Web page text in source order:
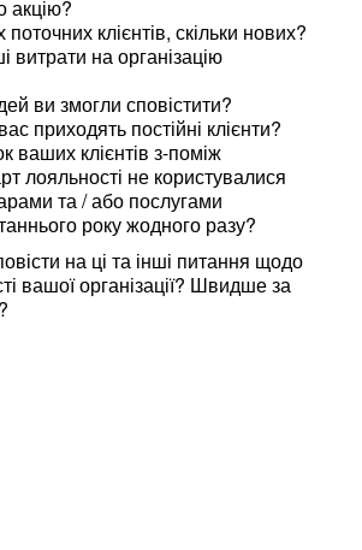
акцію?
поточних клієнтів, скільки нових?
витрати на організацію
ви змогли сповістити?
приходять постійні клієнти?
ваших клієнтів з-поміж
лояльності не користувалися
та / або послугами
року жодного разу?
на ці та інші питання щодо
вашої організації? Швидше за